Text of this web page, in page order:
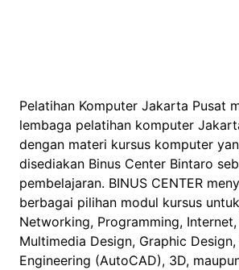
Pelatihan Komputer Jakarta Pusat
lembaga pelatihan komputer
dengan materi kursus komputer
disediakan Binus Center Bintaro
pembelajaran. BINUS CENTER
berbagai pilihan modul kursus
Networking, Programming,
Multimedia Design, Graphic
Engineering (AutoCAD), 3D,